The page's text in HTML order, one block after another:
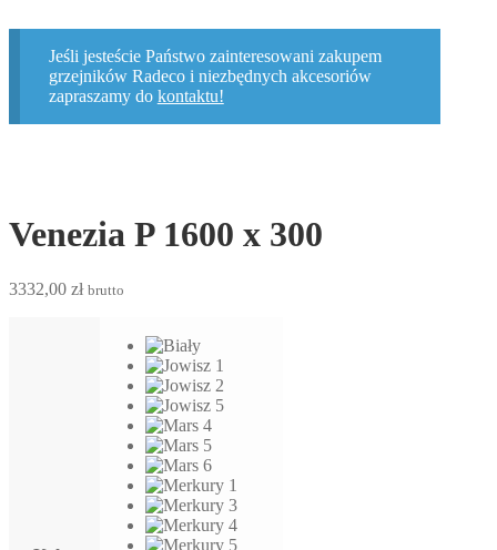
Jeśli jesteście Państwo zainteresowani zakupem
grzejników Radeco i niezbędnych akcesoriów
zapraszamy do kontaktu!
Venezia P 1600 x 300
3332,00 zł brutto